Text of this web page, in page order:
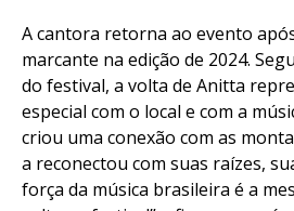
A cantora retorna ao evento
marcante na edição de 2024.
do festival, a volta de Anitta
especial com o local e com a
criou uma conexão com as
a reconectou com suas raízes,
força da música brasileira é a